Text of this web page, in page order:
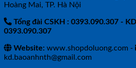
Hoàng Mai, TP. Hà Nội
Tổng đài CSKH : 0393.090.307 -
0393.090.307
Website: www.shopdoluong.com -
kd.baoanhnth@gmail.com